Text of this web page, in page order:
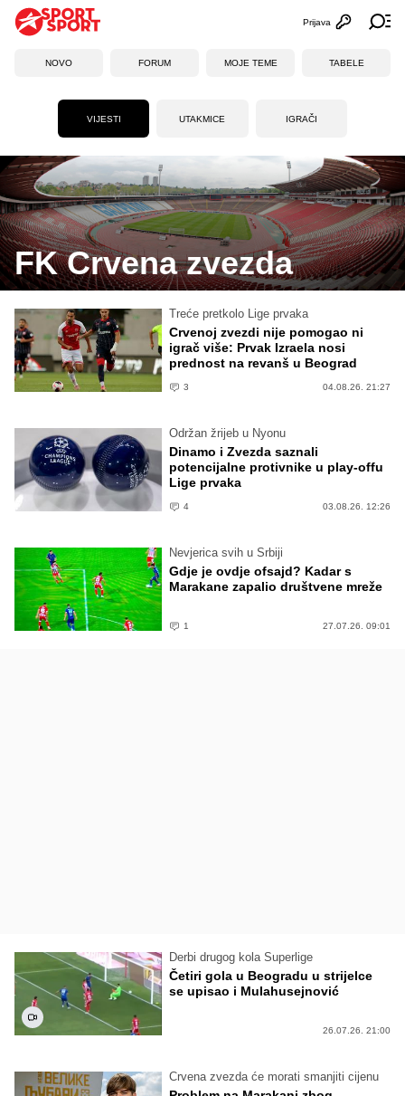
Otvori
Prijava
NOVO FORUM MOJE TEME TABELE
VIJESTI UTAKMICE IGRAČI
FK Crvena zvezda
Treće pretkolo Lige prvaka
Crvenoj zvezdi nije pomogao ni
igrač više: Prvak Izraela nosi
prednost na revanš u Beograd
3 04.08.26. 21:27
Održan žrijeb u Nyonu
Dinamo i Zvezda saznali
potencijalne protivnike u play-offu
Lige prvaka
4 03.08.26. 12:26
Nevjerica svih u Srbiji
Gdje je ovdje ofsajd? Kadar s
Marakane zapalio društvene mreže
1 27.07.26. 09:01
Derbi drugog kola Superlige
Četiri gola u Beogradu u strijelce
se upisao i Mulahusejnović
26.07.26. 21:00
Crvena zvezda će morati smanjiti cijenu